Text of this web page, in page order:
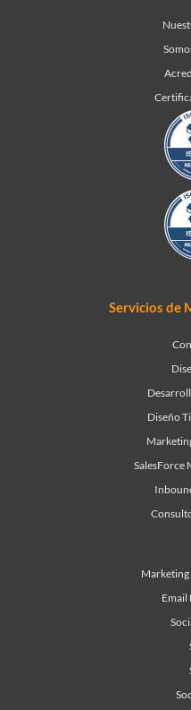
Servicios de
Diseño
SalesForce